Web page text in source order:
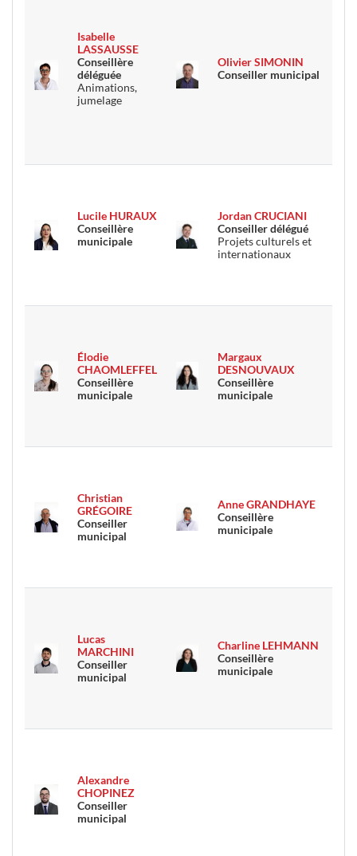
Isabelle
LASSAUSSE
Conseillère
déléguée
Animations,
jumelage
Olivier SIMONIN
Conseiller municipal
Lucile HURAUX
Conseillère
municipale
Jordan CRUCIANI
Conseiller délégué
Projets culturels et
internationaux
Élodie
CHAOMLEFFEL
Conseillère
municipale
Margaux
DESNOUVAUX
Conseillère
municipale
Christian
GRÉGOIRE
Conseiller
municipal
Anne GRANDHAYE
Conseillère
municipale
Lucas
MARCHINI
Conseiller
municipal
Charline LEHMANN
Conseillère
municipale
Alexandre
CHOPINEZ
Conseiller
municipal